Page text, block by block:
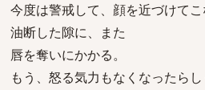
今度は警戒して、顔を近づけて
油断した隙に、また
唇を奪いにかかる。
もう、怒る気力もなくなったら